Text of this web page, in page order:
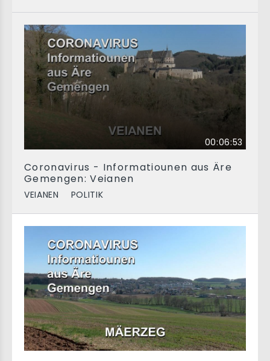
00:06:53
Coronavirus - Informatiounen aus Äre
Gemengen: Veianen
VEIANEN POLITIK